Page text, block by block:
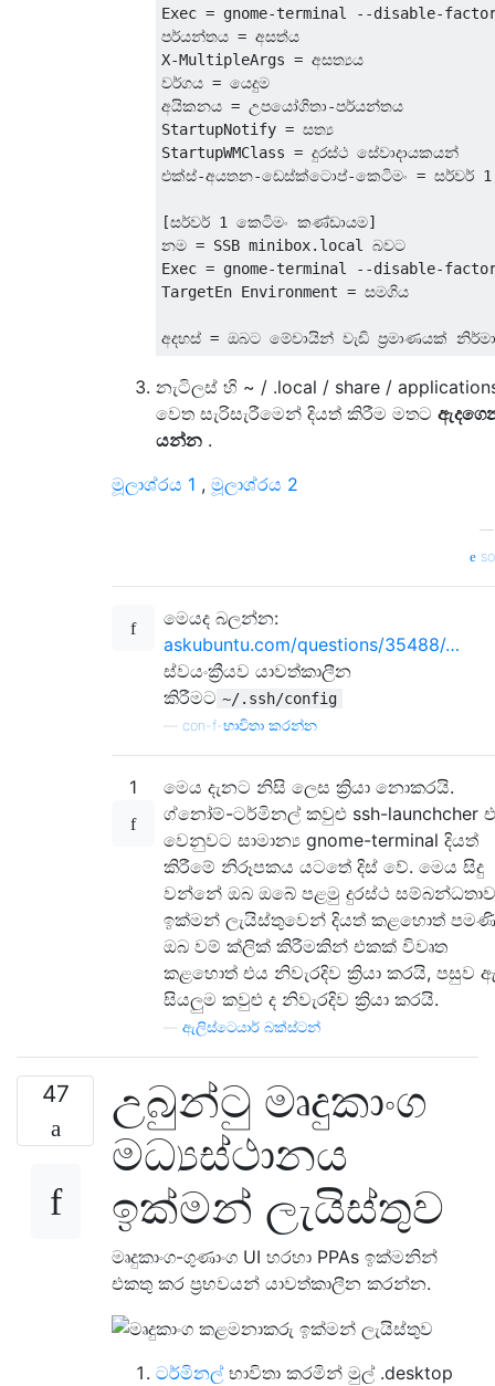
Exec = gnome-terminal --disable-
පර්යන්තය = අසත්ය
X-MultipleArgs = අසත්‍යය
වර්ගය = යෙදුම
අයිකනය = උපයෝගිතා-පර්යන්තය
StartupNotify = සත්‍ය
StartupWMClass = දුරස්ථ සේවාදායකයන්
එක්ස්-අයතන-ඩෙස්ක්ටොප්-කෙටිමං = සර්වර්
[සර්වර් 1 කෙටිමං කණ්ඩායම]
නම = SSB minibox.local බවට
Exec = gnome-terminal --disable-
TargetEn Environment = සමගිය
නැටිලස් හි ~ / .local / share /
වෙත සැරිසැරීමෙන් දියත් කිරීම මතට
යන්න .
මූලාශ්රය 1 , මූලාශ්රය 2
මෙයද බලන්න:
askubuntu.com/questions/35488/…
ස්වයංක්‍රීයව යාවත්කාලීන
කිරීමට ~/.ssh/config
con-f-භාවිතා කරන්න
1
මෙය දැනට නිසි ලෙස ක්‍රියා නොකරයි.
ග්නෝම්-ටර්මිනල් කවුළු ssh-launchcher
වෙනුවට සාමාන්‍ය gnome-terminal දියත්
කිරීමේ නිරූපකය යටතේ දිස් වේ. මෙය සිදු
වන්නේ ඔබ ඔබේ පළමු දුරස්ථ
ඉක්මන් ලැයිස්තුවෙන් දියත් කළහොත්
ඔබ වම් ක්ලික් කිරීමකින් එකක් විවෘත
කළහොත් එය නිවැරදිව ක්‍රියා කරයි, පසුව
සියලුම කවුළු ද නිවැරදිව ක්‍රියා කරයි.
ඇලිස්ටෙයාර් බක්ස්ටන්
47
උබුන්ටු මෘදුකාංග
මධ්‍යස්ථානය
ඉක්මන් ලැයිස්තුව
මෘදුකාංග-ගුණාංග UI හරහා PPAs ඉක්මනින්
එකතු කර ප්‍රභවයන් යාවත්කාලීන කරන්න.
ටර්මිනල්භාවිතා කරමින් මුල් .desktop